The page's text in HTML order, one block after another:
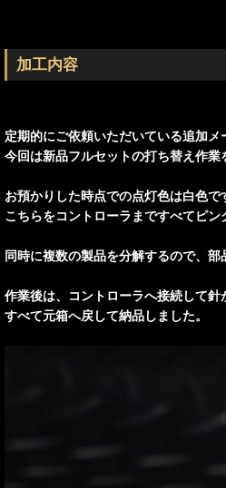
加工内容
定期的にご依頼いただいている追加メ
今回は新品フルセットの打ち替え作業
お預かりした時点での点灯色は白色で
こちらをコントローラまですべてピン
同時に複数の製品を分解するので、部
作業後は、コントローラへ接続して
すべて元箱へ戻して納品しました。